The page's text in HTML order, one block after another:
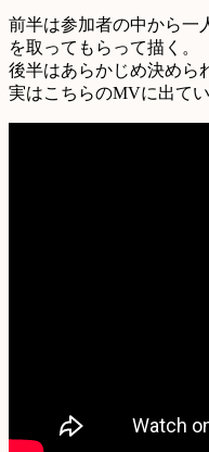
前半は参加者の中から一
を取ってもらって描く。
後半はあらかじめ決めら
実はこちらのMVに出て